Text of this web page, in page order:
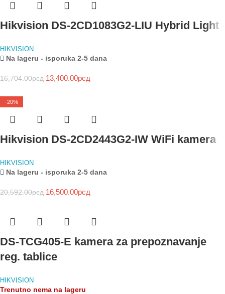
Hikvision DS-2CD1083G2-LIU Hybrid Light
HIKVISION
Na lageru - isporuka 2-5 dana
16,704.00рсд 13,400.00рсд
-20%
Hikvision DS-2CD2443G2-IW WiFi kamera
HIKVISION
Na lageru - isporuka 2-5 dana
20,592.00рсд 16,500.00рсд
DS-TCG405-E kamera za prepoznavanje
reg. tablice
HIKVISION
Trenutno nema na lageru